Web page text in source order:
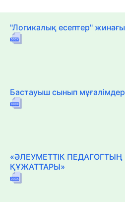
"Логикалық есептер"
Бастауыш сынып
«ӘЛЕУМЕТТІК ПЕДАГОГТЫҢ
ҚҰЖАТТАРЫ»